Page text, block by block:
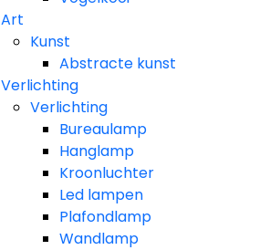
Art
Kunst
Abstracte kunst
Verlichting
Verlichting
Bureaulamp
Hanglamp
Kroonluchter
Led lampen
Plafondlamp
Wandlamp